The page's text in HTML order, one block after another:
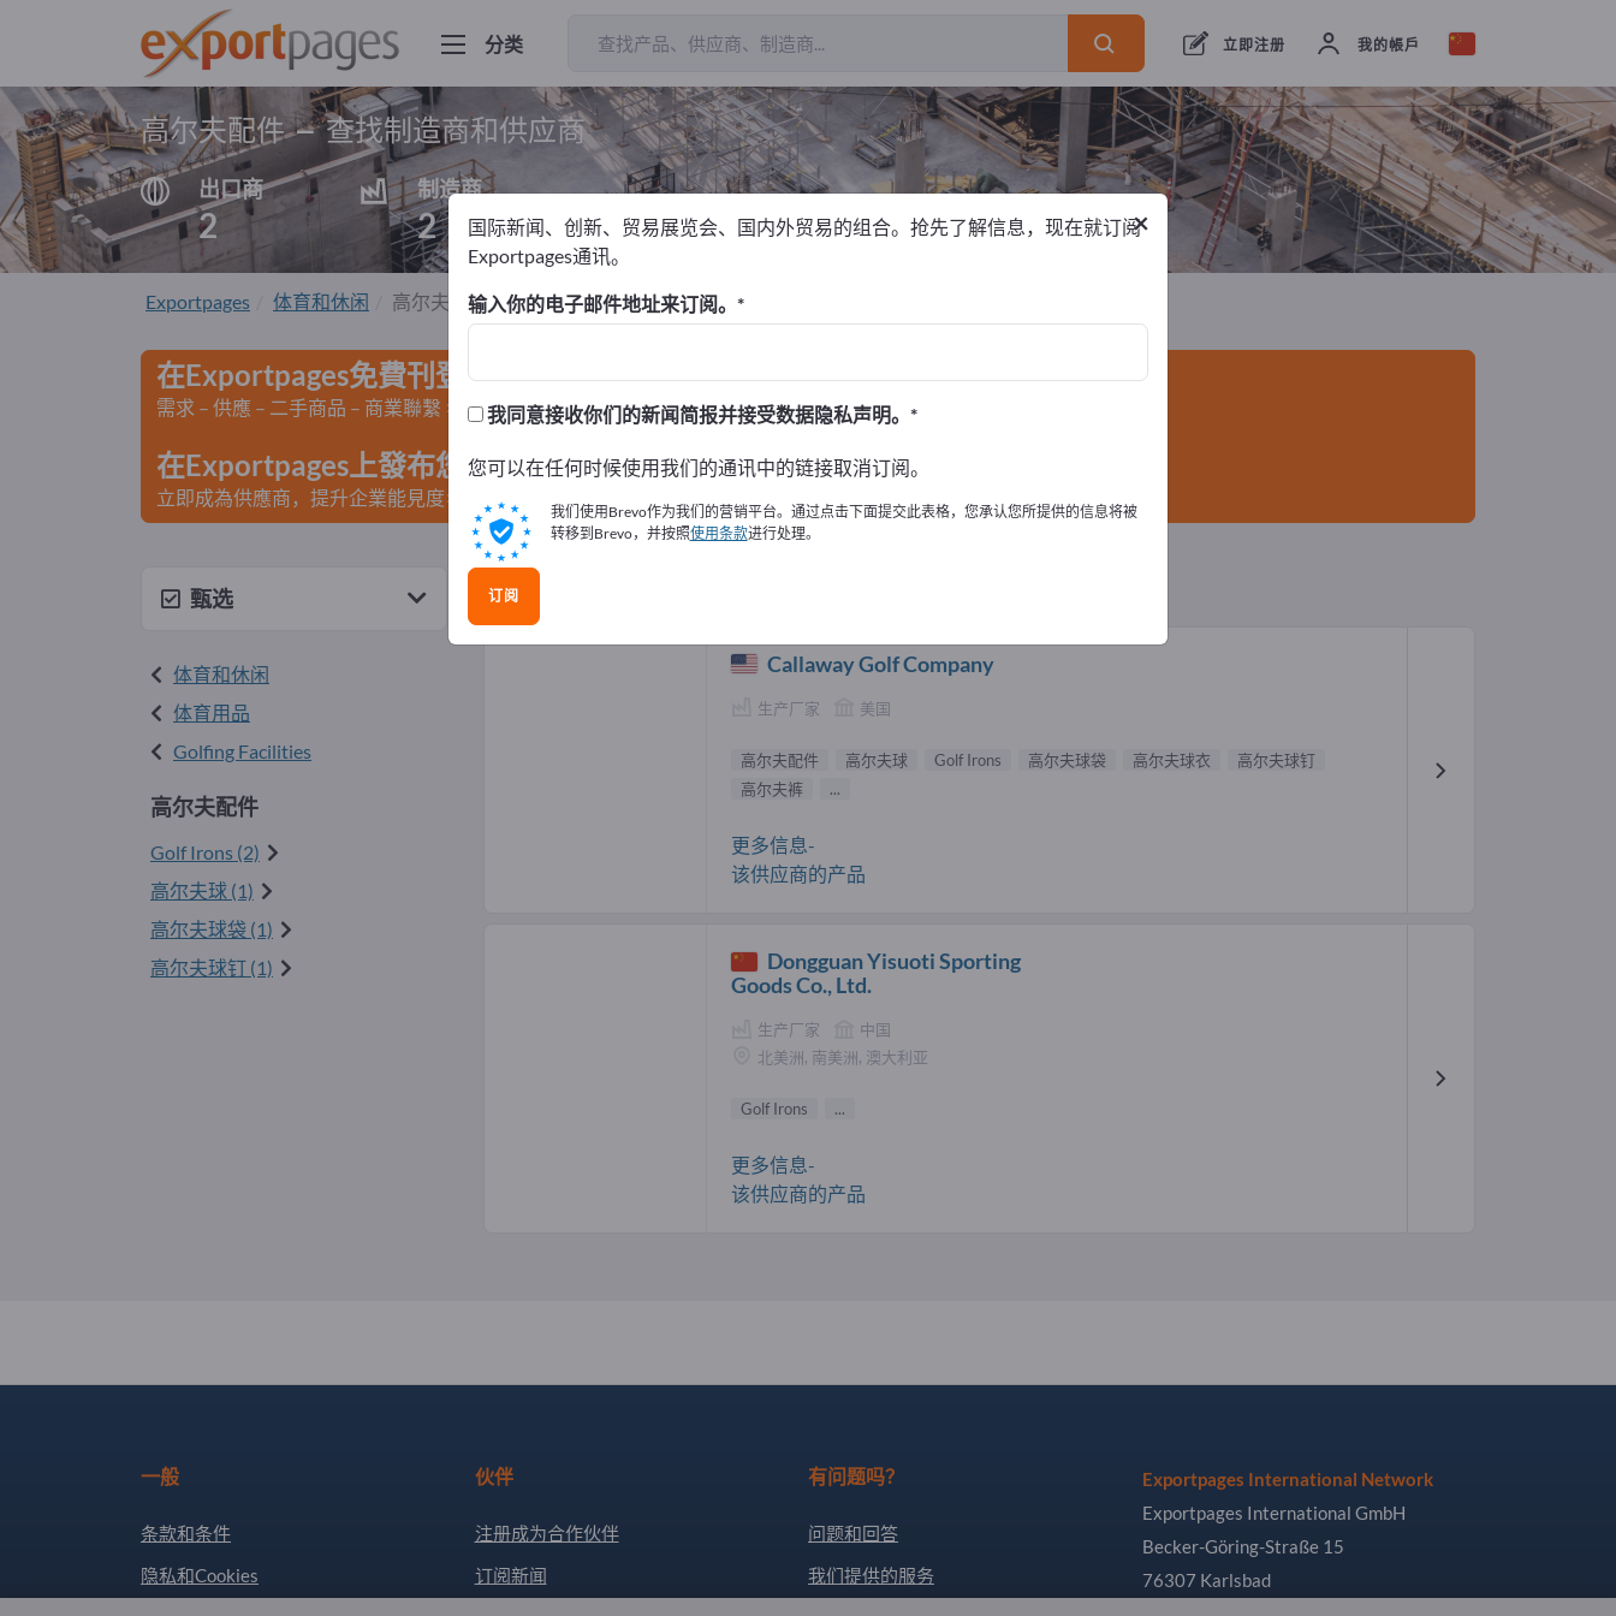
分类 立即注册 我的帳戶
高尔夫配件 – 查找制造商和供应商
出口商
2
制造商
2
出口商2 制造商
Exportpages 体育和休闲 高尔夫配件
在Exportpages免費刊登廣告！
需求 – 供應 – 二手商品 – 商業聯繫 >> 由此開始
在Exportpages上發布您的公司與產品資訊。
立即成為供應商，提升企業能見度>> 點此發布資訊
甄选
体育和休闲
体育用品
Golfing Facilities
高尔夫配件
Golf Irons (2)
高尔夫球 (1)
高尔夫球袋 (1)
高尔夫球钉 (1)
高尔夫配件 供應商 (2)
Callaway Golf Company
生产厂家 美国
高尔夫配件 高尔夫球 Golf Irons 高尔夫球袋 高尔夫球衣
高尔夫球钉
高尔夫裤
...
更多信息-
该供应商的产品
Dongguan Yisuoti Sporting
Goods Co., Ltd.
生产厂家
中国
北美洲, 南美洲, 澳大利亚
Golf Irons ...
更多信息-
该供应商的产品
一般
条款和条件
隐私和Cookies
伙伴
注册成为合作伙伴
订阅新闻
有问题吗？
问题和回答
我们提供的服务
Exportpages International Network
Exportpages International GmbH
Becker-Göring-Straße 15
76307 Karlsbad
×
国际新闻、创新、贸易展览会、国内外贸易的组合。抢先了解信息，现在就订阅
Exportpages通讯。
输入你的电子邮件地址来订阅。
我同意接收你们的新闻简报并接受数据隐私声明。
您可以在任何时候使用我们的通讯中的链接取消订阅。
我们使用Brevo作为我们的营销平台。通过点击下面提交此表格，您承认您所提供的信息将被
转移到Brevo，并按照使用条款进行处理。
订阅